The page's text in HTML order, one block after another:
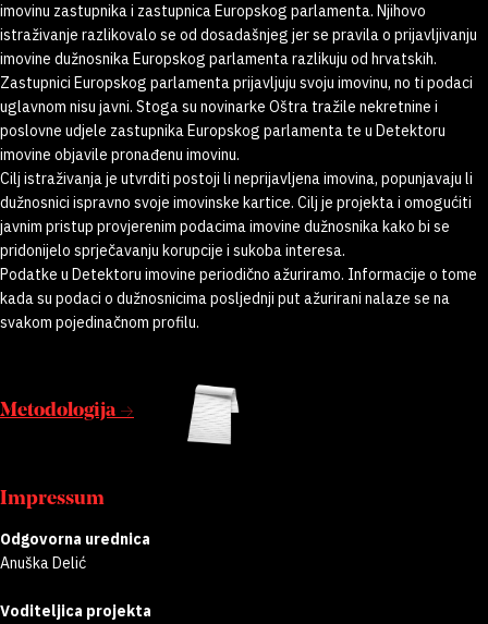
imovinu zastupnika i zastupnica Europskog parlamenta. Njihovo
istraživanje razlikovalo se od dosadašnjeg jer se pravila o prijavljivanju
imovine dužnosnika Europskog parlamenta razlikuju od hrvatskih.
Zastupnici Europskog parlamenta prijavljuju svoju imovinu, no ti podaci
uglavnom nisu javni. Stoga su novinarke Oštra tražile nekretnine i
poslovne udjele zastupnika Europskog parlamenta te u Detektoru
imovine objavile pronađenu imovinu.
Cilj istraživanja je utvrditi postoji li neprijavljena imovina, popunjavaju li
dužnosnici ispravno svoje imovinske kartice. Cilj je projekta i omogućiti
javnim pristup provjerenim podacima imovine dužnosnika kako bi se
pridonijelo sprječavanju korupcije i sukoba interesa.
Podatke u Detektoru imovine periodično ažuriramo. Informacije o tome
kada su podaci o dužnosnicima posljednji put ažurirani nalaze se na
svakom pojedinačnom profilu.
Metodologija →
Impressum
Odgovorna urednica
Anuška Delić
Voditeljica projekta